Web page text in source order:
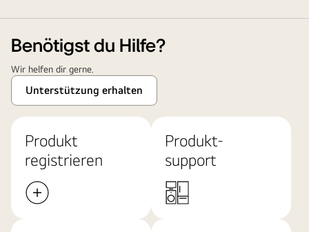
Benötigst du Hilfe?
Wir helfen dir gerne.
Unterstützung erhalten
Produkt
registrieren
Produkt-
support